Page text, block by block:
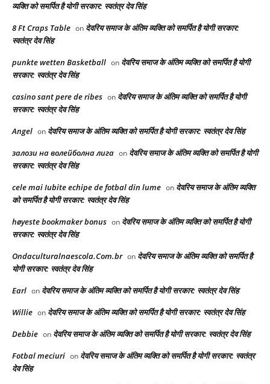
व्यक्ति को समर्पित है योगी सरकार: स्वतंत्र देव सिंह
8 Ft Craps Table on देवरिय समाज के अंतिम व्यक्ति को समर्पित है योगी सरकार:
स्वतंत्र देव सिंह
punkte wetten Basketball on देवरिय समाज के अंतिम व्यक्ति को समर्पित है योगी
सरकार: स्वतंत्र देव सिंह
casino sant pere de ribes on देवरिय समाज के अंतिम व्यक्ति को समर्पित है योगी
सरकार: स्वतंत्र देव सिंह
Angel on देवरिय समाज के अंतिम व्यक्ति को समर्पित है योगी सरकार: स्वतंत्र देव सिंह
залози на волейболна лига on देवरिय समाज के अंतिम व्यक्ति को समर्पित है योगी
सरकार: स्वतंत्र देव सिंह
cele mai Iubite echipe de fotbal din lume on देवरिय समाज के अंतिम व्यक्ति
को समर्पित है योगी सरकार: स्वतंत्र देव सिंह
høyeste bookmaker bonus on देवरिय समाज के अंतिम व्यक्ति को समर्पित है योगी
सरकार: स्वतंत्र देव सिंह
Ondaculturalnaescola.Com.br on देवरिय समाज के अंतिम व्यक्ति को समर्पित है
योगी सरकार: स्वतंत्र देव सिंह
Earl on देवरिय समाज के अंतिम व्यक्ति को समर्पित है योगी सरकार: स्वतंत्र देव सिंह
Willie on देवरिय समाज के अंतिम व्यक्ति को समर्पित है योगी सरकार: स्वतंत्र देव सिंह
Debbie on देवरिय समाज के अंतिम व्यक्ति को समर्पित है योगी सरकार: स्वतंत्र देव सिंह
Fotbal meciuri on देवरिय समाज के अंतिम व्यक्ति को समर्पित है योगी सरकार: स्वतंत्र
देव सिंह